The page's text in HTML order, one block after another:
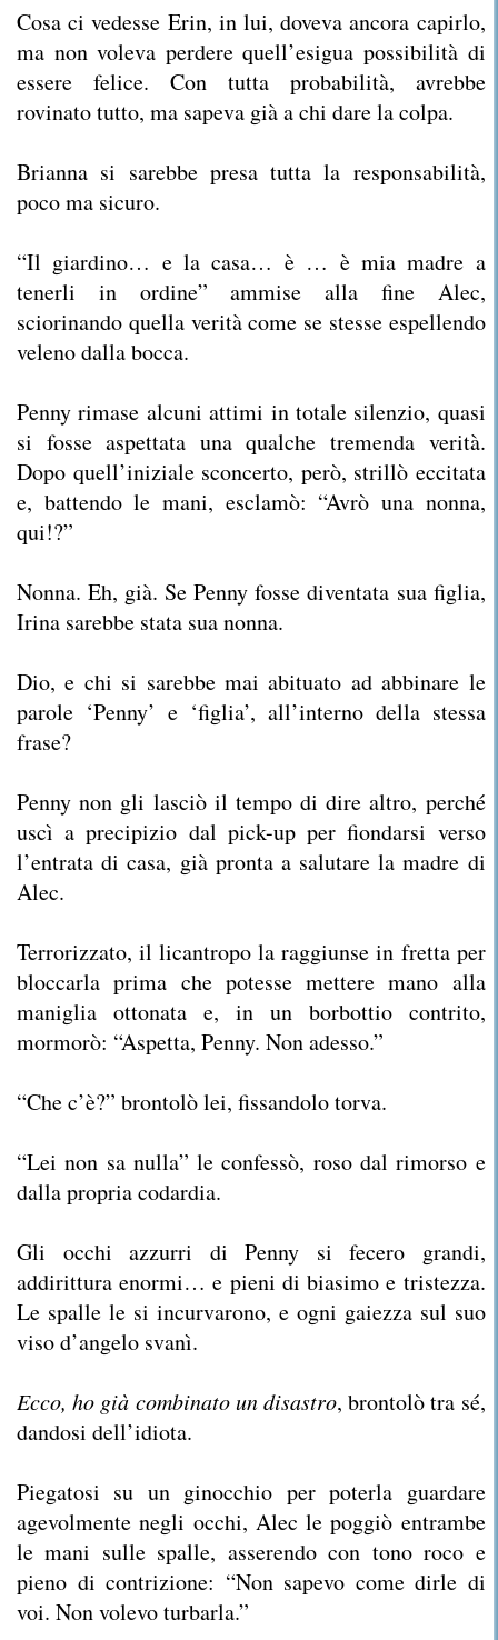
Cosa ci vedesse Erin, in lui, doveva ancora capirlo,
ma non voleva perdere quell’esigua possibilità di
essere felice. Con tutta probabilità, avrebbe
rovinato tutto, ma sapeva già a chi dare la colpa.
Brianna si sarebbe presa tutta la responsabilità,
poco ma sicuro.
“Il giardino… e la casa… è … è mia madre a
tenerli in ordine” ammise alla fine Alec,
sciorinando quella verità come se stesse espellendo
veleno dalla bocca.
Penny rimase alcuni attimi in totale silenzio, quasi
si fosse aspettata una qualche tremenda verità.
Dopo quell’iniziale sconcerto, però, strillò eccitata
e, battendo le mani, esclamò: “Avrò una nonna,
qui!?”
Nonna. Eh, già. Se Penny fosse diventata sua figlia,
Irina sarebbe stata sua nonna.
Dio, e chi si sarebbe mai abituato ad abbinare le
parole ‘Penny’ e ‘figlia’, all’interno della stessa
frase?
Penny non gli lasciò il tempo di dire altro, perché
uscì a precipizio dal pick-up per fiondarsi verso
l’entrata di casa, già pronta a salutare la madre di
Alec.
Terrorizzato, il licantropo la raggiunse in fretta per
bloccarla prima che potesse mettere mano alla
maniglia ottonata e, in un borbottio contrito,
mormorò: “Aspetta, Penny. Non adesso.”
“Che c’è?” brontolò lei, fissandolo torva.
“Lei non sa nulla” le confessò, roso dal rimorso e
dalla propria codardia.
Gli occhi azzurri di Penny si fecero grandi,
addirittura enormi… e pieni di biasimo e tristezza.
Le spalle le si incurvarono, e ogni gaiezza sul suo
viso d’angelo svanì.
Ecco, ho già combinato un disastro, brontolò tra sé,
dandosi dell’idiota.
Piegatosi su un ginocchio per poterla guardare
agevolmente negli occhi, Alec le poggiò entrambe
le mani sulle spalle, asserendo con tono roco e
pieno di contrizione: “Non sapevo come dirle di
voi. Non volevo turbarla.”